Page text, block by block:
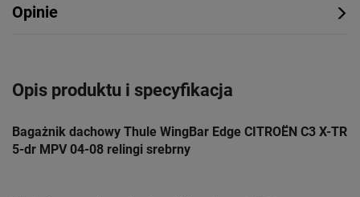
Opinie
Opis produktu i specyfikacja
Bagażnik dachowy Thule WingBar Edge CITROËN C3 X-TR
5-dr MPV 04-08 relingi srebrny